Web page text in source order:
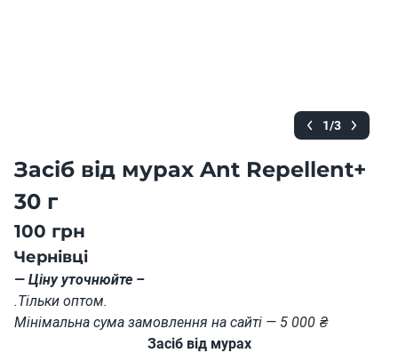
1/3
Засіб від мурах Ant Repellent+
30 г
100 грн
Чернівці
— Ціну уточнюйте –
.Тільки оптом.
Мінімальна сума замовлення на сайті — 5 000 ₴
Засіб від мурах